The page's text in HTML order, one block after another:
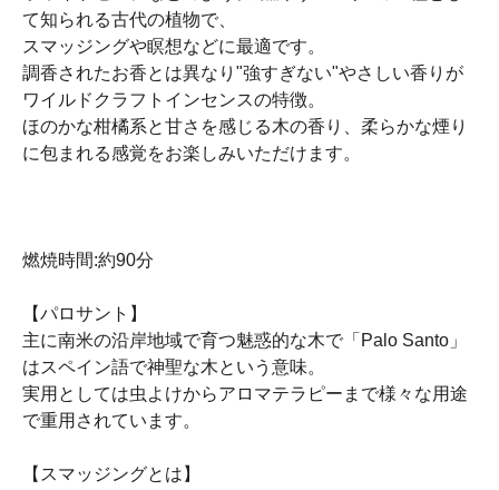
て知られる古代の植物で、
スマッジングや瞑想などに最適です。
調香されたお香とは異なり"強すぎない"やさしい香りが
ワイルドクラフトインセンスの特徴。
ほのかな柑橘系と甘さを感じる木の香り、柔らかな煙り
に包まれる感覚をお楽しみいただけます。
燃焼時間:約90分
【パロサント】
主に南米の沿岸地域で育つ魅惑的な木で「Palo Santo」
はスペイン語で神聖な木という意味。
実用としては虫よけからアロマテラピーまで様々な用途
で重用されています。
【スマッジングとは】